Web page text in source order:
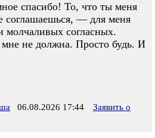
спасибо! То, что ты меня
соглашаешься, — для меня
молчаливых согласных.
не должна. Просто будь. И
06.08.2026 17:44
Заявить о